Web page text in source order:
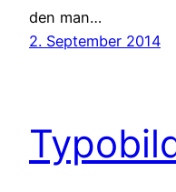
den man…
2. September 2014